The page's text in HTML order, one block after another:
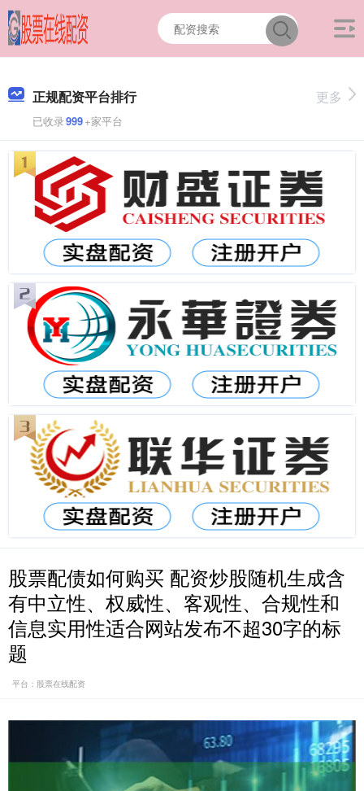
正规配资平台排行
已收录999+家平台
更多
股票配债如何购买 配资炒股随机生成含
有中立性、权威性、客观性、合规性和
信息实用性适合网站发布不超30字的标
题
平台：股票在线配资